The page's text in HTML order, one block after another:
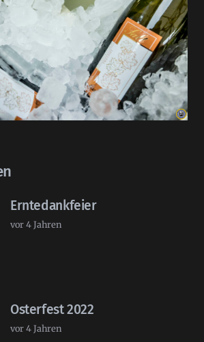
Erntedankfeier
vor 4 Jahren
Osterfest 2022
vor 4 Jahren